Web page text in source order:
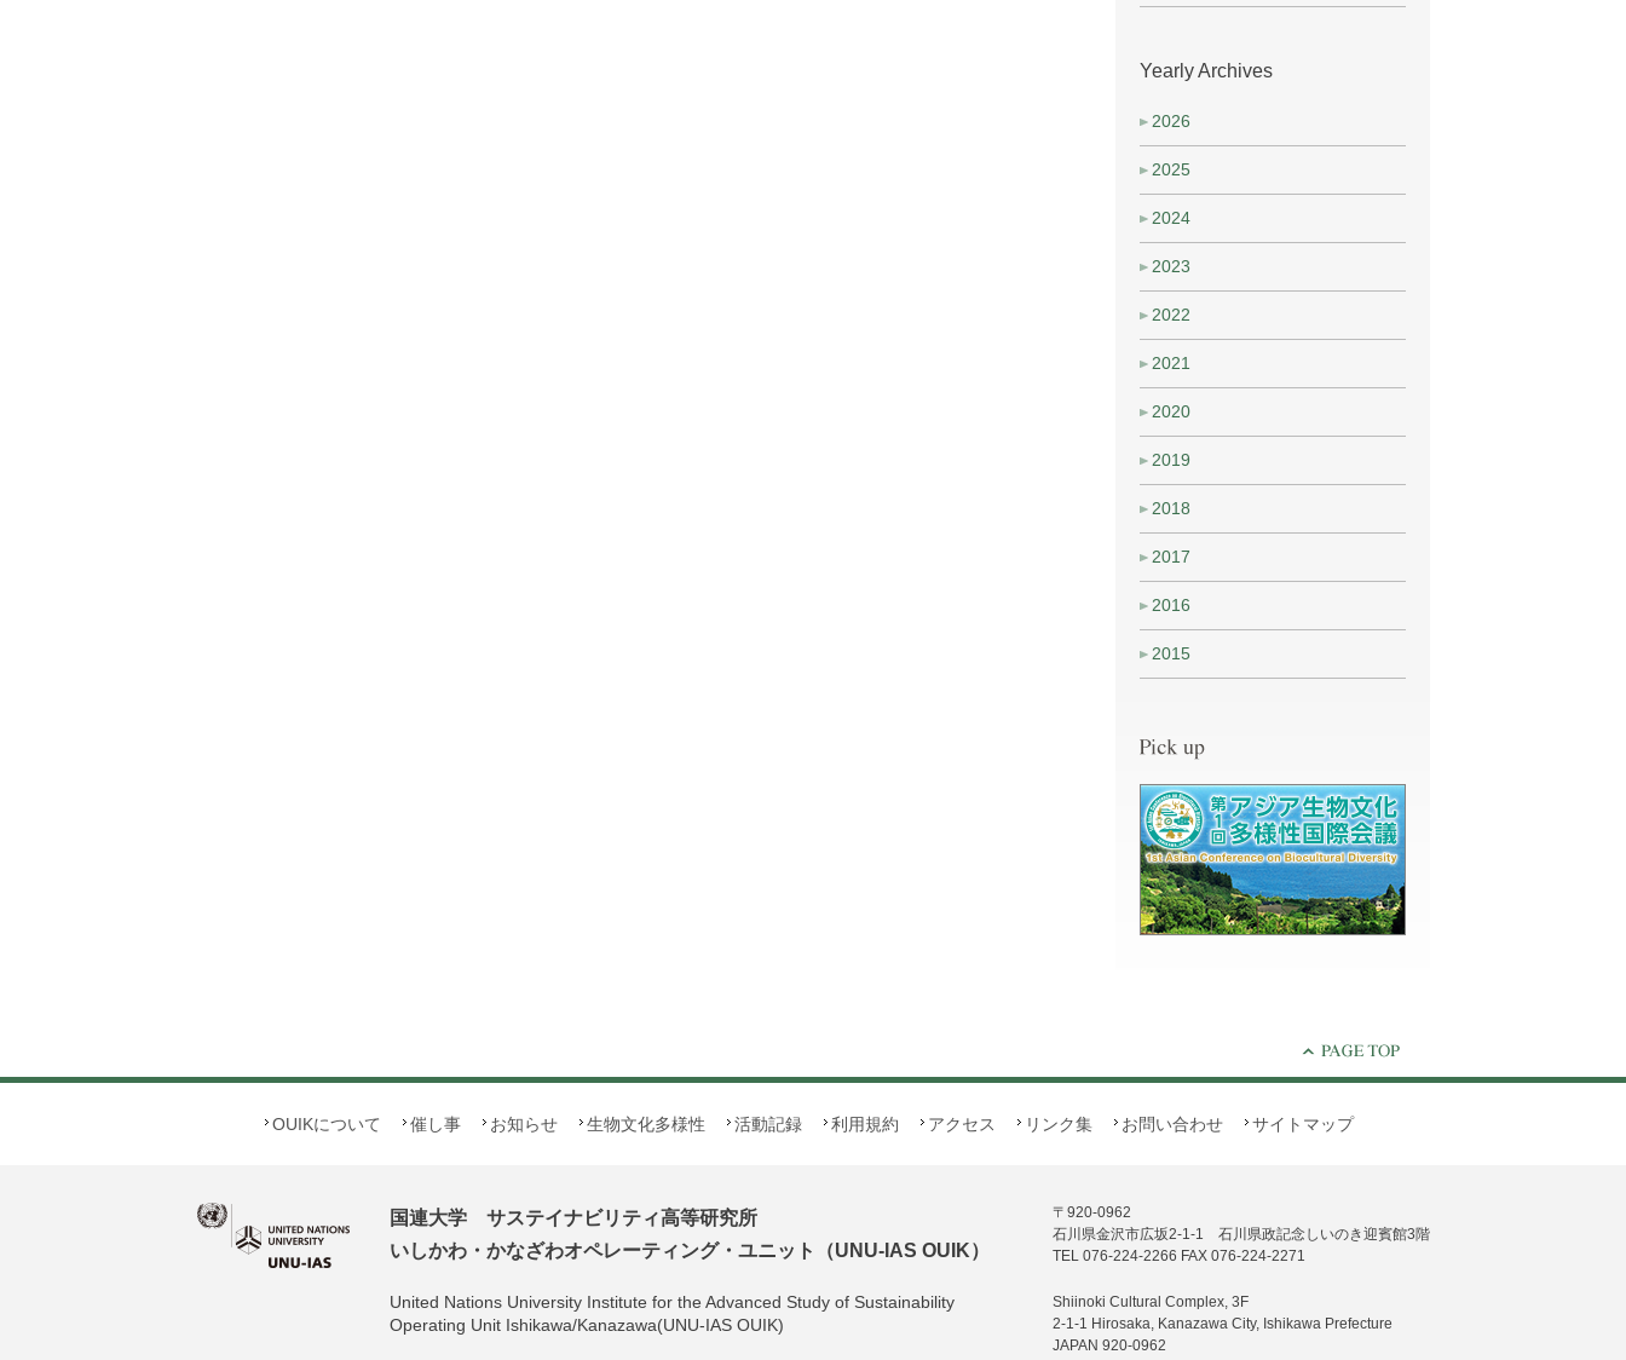
Yearly Archives
2026
2025
2024
2023
2022
2021
2020
2019
2018
2017
2016
2015
OUIKについて 催し事 お知らせ 生物文化多様性 活動記録 利用規約 アクセス リンク集 お問い合わせ サイトマップ
国連大学 サステイナビリティ高等研究所
いしかわ・かなざわオペレーティング・ユニット（UNU-IAS OUIK）
United Nations University Institute for the Advanced Study of Sustainability
Operating Unit Ishikawa/Kanazawa(UNU-IAS OUIK)
〒920-0962
石川県金沢市広坂2-1-1 石川県政記念しいのき迎賓館3階
TEL 076-224-2266 FAX 076-224-2271
Shiinoki Cultural Complex, 3F
2-1-1 Hirosaka, Kanazawa City, Ishikawa Prefecture
JAPAN 920-0962